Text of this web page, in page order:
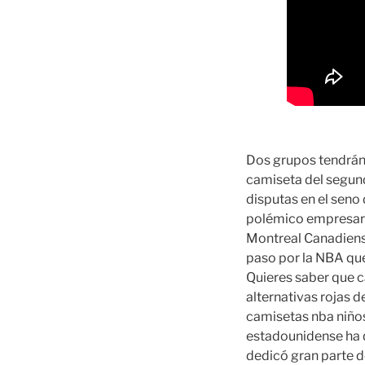
Dos grupos
camiseta del
disputas en el
polémico
Montreal
paso por la NBA
Quieres saber que
alternativas rojas
camisetas nba
estadounidense ha
dedicó gran parte